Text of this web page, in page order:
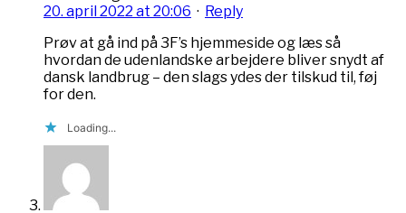
20. april 2022 at 20:06 · Reply
Prøv at gå ind på 3F’s hjemmeside og læs så
hvordan de udenlandske arbejdere bliver snydt af
dansk landbrug – den slags ydes der tilskud til, føj
for den.
Loading...